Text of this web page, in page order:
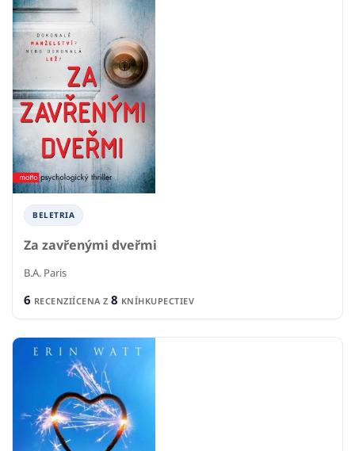
BELETRIA
Za zavřenými dveřmi
B.A. Paris
6 RECENZIÍCENA Z 8 KNÍHKUPECTIEV